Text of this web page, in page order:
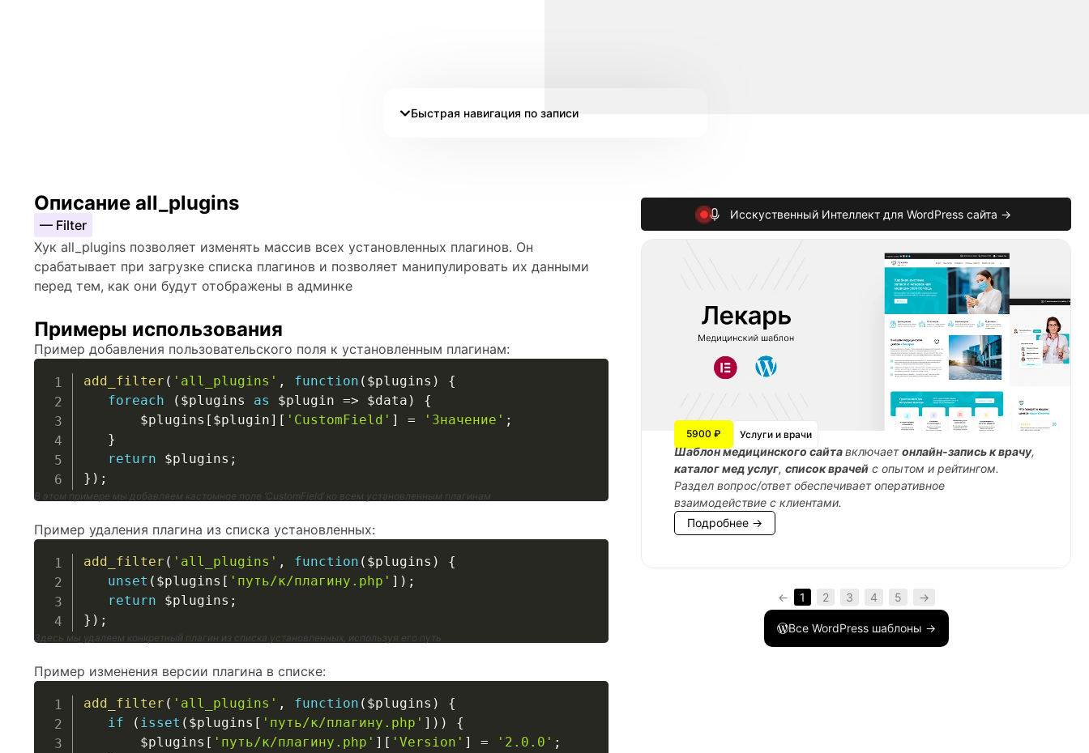
Быстрая навигация по записи
Описание all_plugins
— Filter
Хук all_plugins позволяет изменять массив всех установленных плагинов. Он
срабатывает при загрузке списка плагинов и позволяет манипулировать их данными
перед тем, как они будут отображены в админке
Примеры использования
Пример добавления пользовательского поля к установленным плагинам:
add_filter ( 'all_plugins' , function ( $plugins )
{
foreach
( $plugins as $plugin => $data )
{
$plugins [ $plugin] [ 'CustomField' ] = 'Значение' ;
}
return
$plugins ;
} ) ;
В этом примере мы добавляем кастомное поле ‘CustomField’ ко всем установленным плагинам
Пример удаления плагина из списка установленных:
add_filter ( 'all_plugins' , function ( $plugins )
{
unset ( $plugins [ 'путь/к/плагину.php' ] ) ;
return
$plugins ;
} ) ;
Здесь мы удаляем конкретный плагин из списка установленных, используя его путь
Пример изменения версии плагина в списке:
add_filter ( 'all_plugins' , function ( $plugins )
{
if
( isset ( $plugins [ 'путь/к/плагину.php' ] ) )
{
$plugins [ 'путь/к/плагину.php' ] [ 'Version' ] = '2.0.0' ;
Исскуственный Интеллект для WordPress сайта →
5900 ₽ Услуги и врачи
Шаблон медицинского сайтавключаетонлайн-запись к врачу,
каталог мед услуг,список врачей с опытом и рейтингом.
Раздел вопрос/ответ обеспечивает оперативное
взаимодействие с клиентами.
Подробнее →
← 1 2 3 4 5 →
Все WordPress шаблоны →